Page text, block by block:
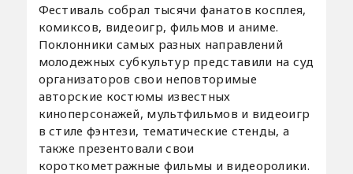
Фестиваль собрал тысячи фанатов косплея,
комиксов, видеоигр, фильмов и аниме.
Поклонники самых разных направлений
молодежных субкультур представили на суд
организаторов свои неповторимые
авторские костюмы известных
киноперсонажей, мультфильмов и видеоигр
в стиле фэнтези, тематические стенды, а
также презентовали свои
короткометражные фильмы и видеоролики.